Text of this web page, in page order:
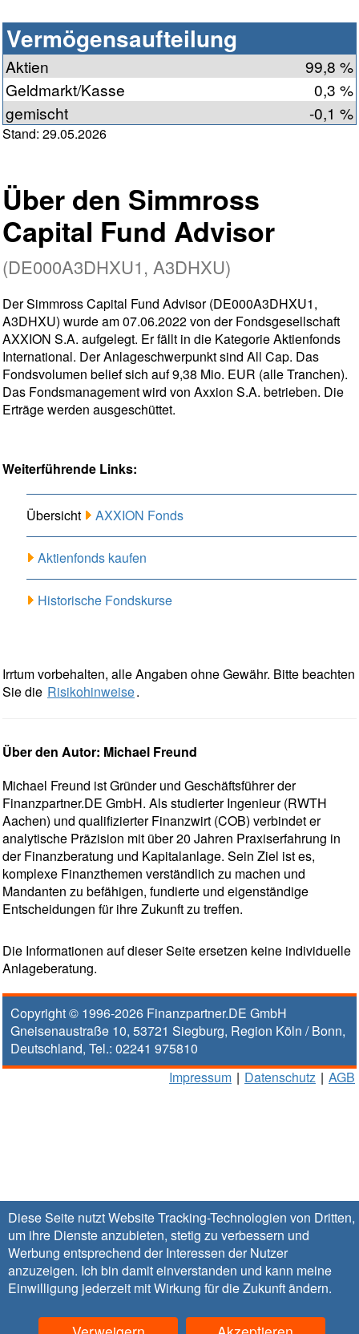
Diese Seite nutzt Website Tracking-Technologien von Dritten,
um ihre Dienste anzubieten, stetig zu verbessern und
Werbung entsprechend der Interessen der Nutzer
anzuzeigen. Ich bin damit einverstanden und kann meine
Einwilligung jederzeit mit Wirkung für die Zukunftändern.
Vermögensaufteilung
Aktien
99,8 %
Geldmarkt/Kasse
0,3 %
gemischt
-0,1 %
Stand: 29.05.2026
Über den Simmross
Capital Fund Advisor
(DE000A3DHXU1, A3DHXU)
Der Simmross Capital Fund Advisor (DE000A3DHXU1,
A3DHXU) wurde am 07.06.2022 von der Fondsgesellschaft
AXXION S.A. aufgelegt. Er fällt in die Kategorie Aktienfonds
International. Der Anlageschwerpunkt sind All Cap. Das
Fondsvolumen belief sich auf 9,38 Mio. EUR (alle Tranchen).
Das Fondsmanagement wird von Axxion S.A. betrieben. Die
Erträge werden ausgeschüttet.
Weiterführende Links:
Übersicht AXXION Fonds
Aktienfonds kaufen
Historische Fondskurse
Irrtum vorbehalten, alle Angaben ohne Gewähr. Bitte beachten
Sie die Risikohinweise.
Über den Autor: Michael Freund
Michael Freund ist Gründer und Geschäftsführer der
Finanzpartner.DE GmbH. Als studierter Ingenieur (RWTH
Aachen) und qualifizierter Finanzwirt (COB) verbindet er
analytische Präzision mit über 20 Jahren Praxiserfahrung in
der Finanzberatung und Kapitalanlage. Sein Ziel ist es,
komplexe Finanzthemen verständlich zu machen und
Mandanten zu befähigen, fundierte und eigenständige
Entscheidungen für ihre Zukunft zu treffen.
Die Informationen auf dieser Seite ersetzen keine individuelle
Anlageberatung.
Copyright © 1996-2026 Finanzpartner.DE GmbH
Gneisenaustraße 10, 53721 Siegburg, Region Köln / Bonn,
Deutschland, Tel.: 02241 975810
Impressum | Datenschutz | AGB